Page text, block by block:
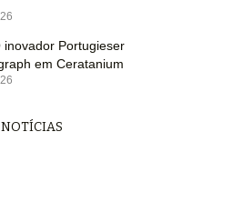
inovador Portugieser
em Ceratanium